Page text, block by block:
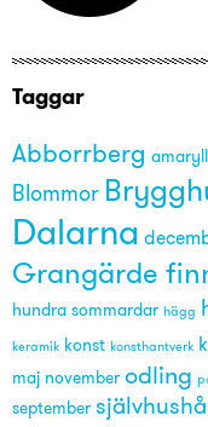
Taggar
Abborrberg
Blommor
Dalarna
Grangärde
hundra sommardar hägg
keramik konst konsthantverk
maj november odling
september